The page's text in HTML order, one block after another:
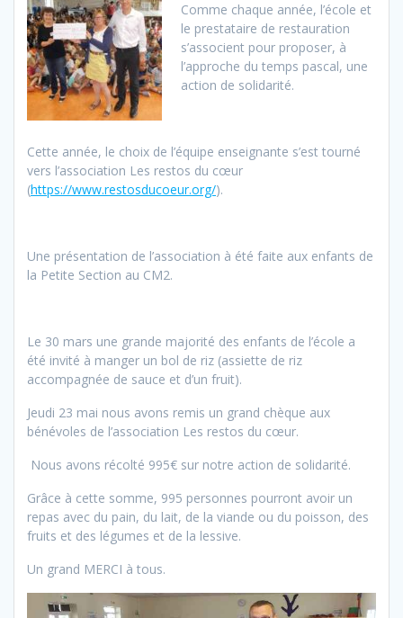
Comme chaque année, l’école et
le prestataire de restauration
s’associent pour proposer, à
l’approche du temps pascal, une
action de solidarité.
Cette année, le choix de l’équipe enseignante s’est tourné
vers l’association Les restos du cœur
(https://www.restosducoeur.org/).
Une présentation de l’association à été faite aux enfants de
la Petite Section au CM2.
Le 30 mars une grande majorité des enfants de l’école a
été invité à manger un bol de riz (assiette de riz
accompagnée de sauce et d’un fruit).
Jeudi 23 mai nous avons remis un grand chèque aux
bénévoles de l’association Les restos du cœur.
Nous avons récolté 995€ sur notre action de solidarité.
Grâce à cette somme, 995 personnes pourront avoir un
repas avec du pain, du lait, de la viande ou du poisson, des
fruits et des légumes et de la lessive.
Un grand MERCI à tous.